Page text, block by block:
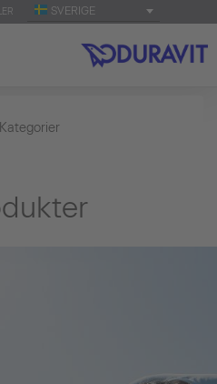
SVERIGE